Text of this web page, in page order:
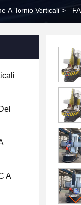
A Tornio Verticali >
A